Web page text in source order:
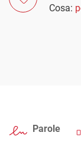
Cosa:
Parole